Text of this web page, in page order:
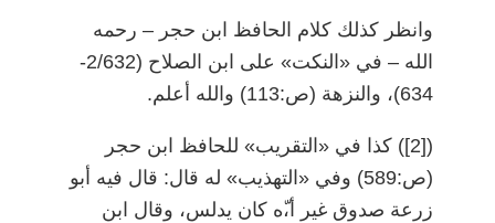
وانظر كذلك كلام الحافظ ابن حجر– رحمه
الله–
في «النكت» على ابن الصلاح (2/632-
634)، والنزهة (ص:113) والله أعلم.
([2])
كذا في «التقريب» للحافظ ابن حجر
(ص:589) وفي «التهذيب» له قال: قال فيه أبو
زرعة صدوق غير أ،ّه كان يدلس، وقال ابن